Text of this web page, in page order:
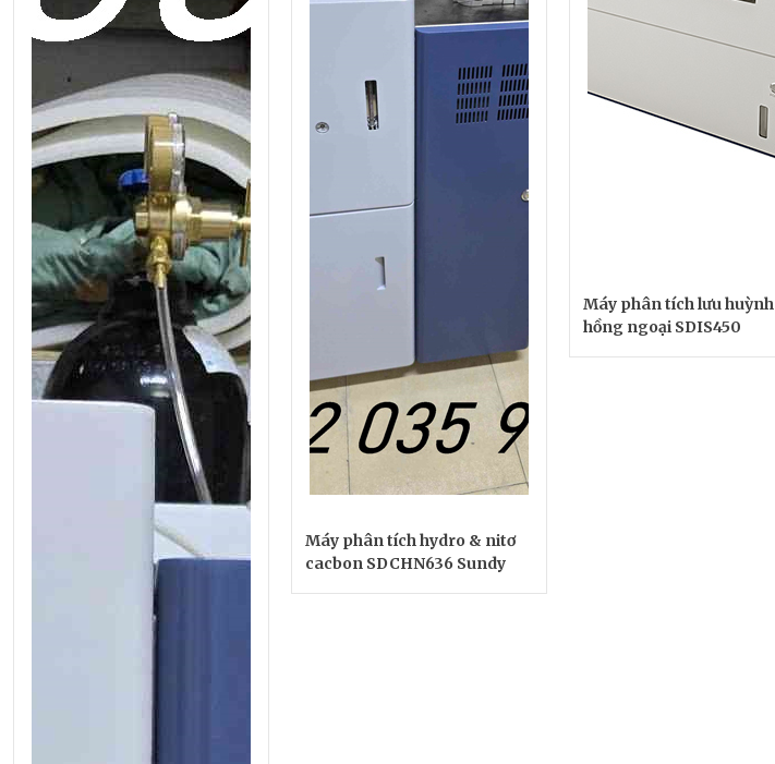
Máy phân tích hydro & nitơ
cacbon SDCHN636 Sundy
Máy phân tích lưu huỳnh
hồng ngoại SDIS450